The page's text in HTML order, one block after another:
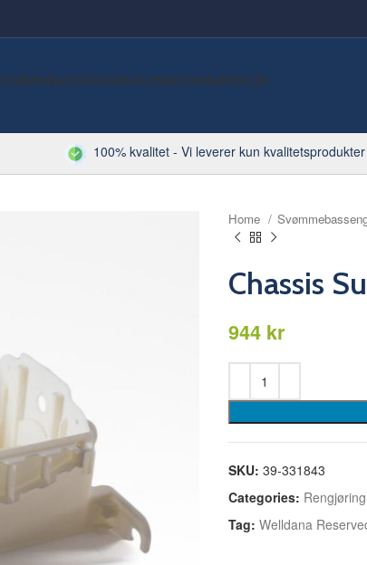
SVØMMEBASSENGSPASAUNAKJEMIRØRDELER
100% kvalitet - Vi leverer kun kvalitetsprodukter
Home
Chassis
kr
SKU: 39-331843
Categories: Rengjøring
Tag: Welldana